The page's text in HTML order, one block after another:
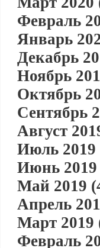
Февраль
Январь
Декабрь
Ноябрь
Октябрь
Сентябрь
Август
Июль 2019
Июнь 2019
Май 2019
Апрель
Март 2019
Февраль